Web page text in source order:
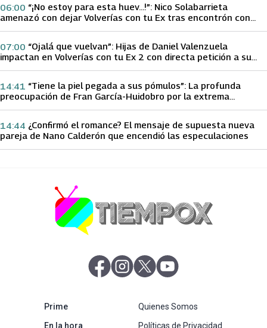
“¡No estoy para esta huev…!”: Nico Solabarrieta
amenazó con dejar Volverías con tu Ex tras encontrón con
06:00
“Ojalá que vuelvan”: Hijas de Daniel Valenzuela
impactan en Volverías con tu Ex 2 con directa petición a su
07:00
“Tiene la piel pegada a sus pómulos”: La profunda
preocupación de Fran García-Huidobro por la extrema
14:41
¿Confirmó el romance? El mensaje de supuesta nueva
pareja de Nano Calderón que encendió las especulaciones
14:44
abre en nueva pestaña
abre en nueva pestaña
abre en nueva pestaña
Primeabre en nueva pestaña
En la horaabre en nueva pestaña
Quienes Somos
Políticas de Privacidad